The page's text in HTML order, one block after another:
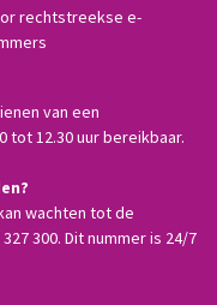
rechtstreekse e-
van een
tot 12.30 uur bereikbaar.
wachten tot de
300. Dit nummer is 24/7